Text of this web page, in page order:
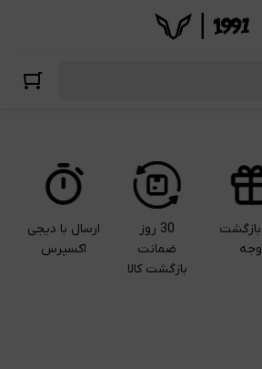
5% بازگشت
وجه
30 روز
ضمانت
بازگشت کالا
ارسال با دیجی
اکسپرس